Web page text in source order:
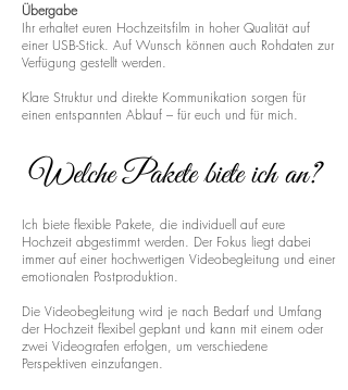
Übergabe
Ihr erhaltet euren Hochzeitsfilm in hoher Qualität auf
einer USB-Stick. Auf Wunsch können auch Rohdaten zur
Verfügung gestellt werden.
Klare Struktur und direkte Kommunikation sorgen für
einen entspannten Ablauf – für euch und für mich.
Welche Pakete biete ich an?
Ich biete flexible Pakete, die individuell auf eure
Hochzeit abgestimmt werden. Der Fokus liegt dabei
immer auf einer hochwertigen Videobegleitung und einer
emotionalen Postproduktion.
Die Videobegleitung wird je nach Bedarf und Umfang
der Hochzeit flexibel geplant und kann mit einem oder
zwei Videografen erfolgen, um verschiedene
Perspektiven einzufangen.